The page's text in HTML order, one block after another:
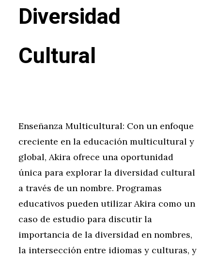
Diversidad
Cultural
Enseñanza Multicultural: Con un enfoque
creciente en la educación multicultural y
global, Akira ofrece una oportunidad
única para explorar la diversidad cultural
a través de un nombre. Programas
educativos pueden utilizar Akira como un
caso de estudio para discutir la
importancia de la diversidad en nombres,
la intersección entre idiomas y culturas, y